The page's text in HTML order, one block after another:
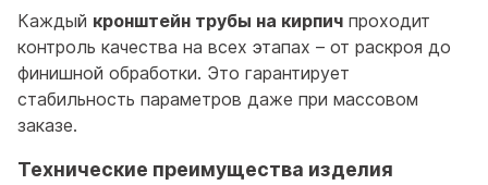
Каждый кронштейн трубы на кирпич проходит
контроль качества на всех этапах – от раскроя до
финишной обработки. Это гарантирует
стабильность параметров даже при массовом
заказе.
Технические преимущества изделия